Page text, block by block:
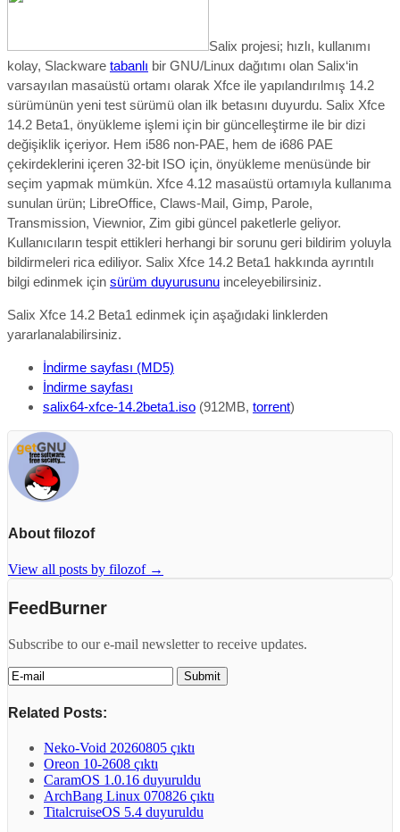
Salix projesi; hızlı, kullanımı
kolay, Slackware tabanlı bir GNU/Linux dağıtımı olan Salix‘in
varsayılan masaüstü ortamı olarak Xfce ile yapılandırılmış 14.2
sürümünün yeni test sürümü olan ilk betasını duyurdu. Salix Xfce
14.2 Beta1, önyükleme işlemi için bir güncelleştirme ile bir dizi
değişiklik içeriyor. Hem i586 non-PAE, hem de i686 PAE
çekirdeklerini içeren 32-bit ISO için, önyükleme menüsünde bir
seçim yapmak mümkün. Xfce 4.12 masaüstü ortamıyla kullanıma
sunulan ürün; LibreOffice, Claws-Mail, Gimp, Parole,
Transmission, Viewnior, Zim gibi güncel paketlerle geliyor.
Kullanıcıların tespit ettikleri herhangi bir sorunu geri bildirim yoluyla
bildirmeleri rica ediliyor. Salix Xfce 14.2 Beta1 hakkında ayrıntılı
bilgi edinmek için sürüm duyurusunu inceleyebilirsiniz.
Salix Xfce 14.2 Beta1 edinmek için aşağıdaki linklerden
yararlanalabilirsiniz.
İndirme sayfası (MD5)
İndirme sayfası
salix64-xfce-14.2beta1.iso (912MB, torrent)
About filozof
View all posts by filozof →
FeedBurner
Subscribe to our e-mail newsletter to receive updates.
Related Posts:
Neko-Void 20260805 çıktı
Oreon 10-2608 çıktı
CaramOS 1.0.16 duyuruldu
ArchBang Linux 070826 çıktı
TitalcruiseOS 5.4 duyuruldu